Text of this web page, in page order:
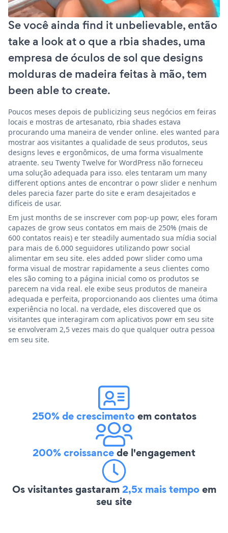
Se você ainda find it unbelievable, então
take a look at o que a rbia shades, uma
empresa de óculos de sol que designs
molduras de madeira feitas à mão, tem
been able to create.
Poucos meses depois de publicizing seus negócios em feiras
locais e mostras de artesanato, rbia shades estava
procurando uma maneira de vender online. eles wanted para
mostrar aos visitantes a qualidade de seus produtos, seus
designs leves e ergonômicos, de uma forma visualmente
atraente. seu Twenty Twelve for WordPress não forneceu
uma solução adequada para isso. eles tentaram um many
different options antes de encontrar o powr slider e nenhum
deles parecia fazer parte do site e eram desajeitados e
difíceis de usar.
Em just months de se inscrever com pop-up powr, eles foram
capazes de grow seus contatos em mais de 250% (mais de
600 contatos reais) e ter steadily aumentado sua mídia social
para mais de 6.000 seguidores utilizando powr social
alimentar em seu site. eles added powr slider como uma
forma visual de mostrar rapidamente a seus clientes como
eles são coming to a página inicial como os produtos se
parecem na vida real. ele exibe seus produtos de maneira
adequada e perfeita, proporcionando aos clientes uma ótima
experiência no local. na verdade, eles discovered que os
visitantes que interagiram com aplicativos powr em seu site
se envolveram 2,5 vezes mais do que qualquer outra pessoa
em seu site.
250% de crescimentoem contatos
200% croissancede l'engagement
Os visitantes gastaram2,5x mais tempoem
seu site